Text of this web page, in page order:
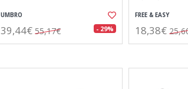
UMBRO
39,44€ 55,17€ - 29%
FREE & EASY
18,38€